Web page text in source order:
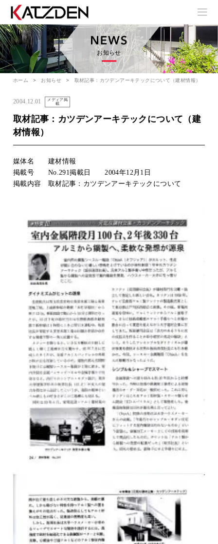
お知らせ
ホーム お知らせ 取材記事：カツデンアーキテックについて（建材情報）
2004.12.01
メディア掲
載
取材記事：カツデンアーキテックについて（建
材情報）
媒体名 建材情報
掲載号 No.291掲載日 2004年12月1日
掲載内容 取材記事：カツデンアーキテックについて